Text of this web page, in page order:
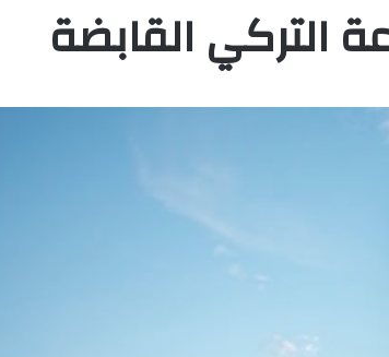
التركي القابضة